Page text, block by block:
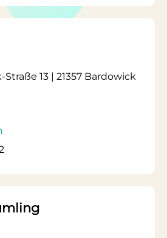
13 | 21357 Bardowick